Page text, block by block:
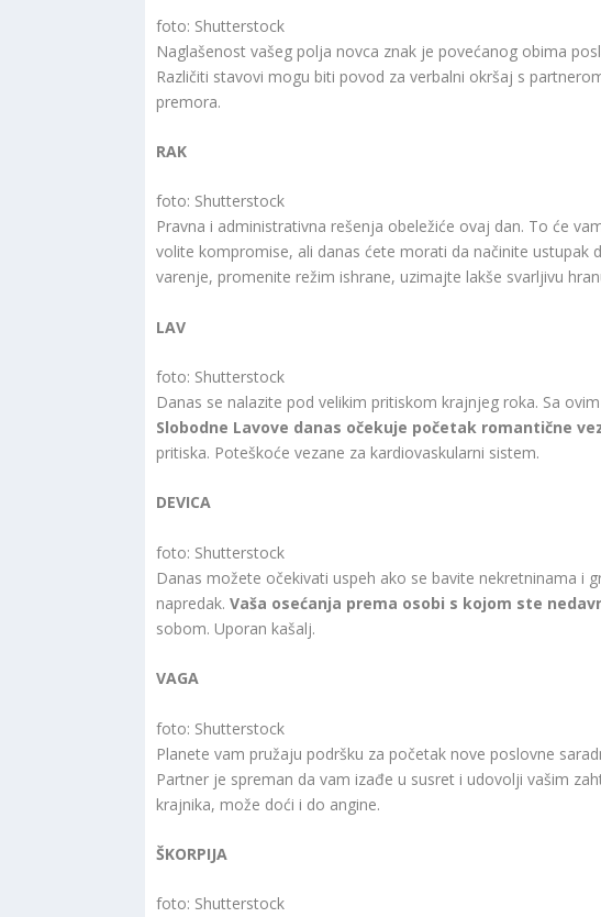
foto: Shutterstock
Naglašenost vašeg polja novca znak je povećanog obima
Različiti stavovi mogu biti povod za verbalni okršaj s
premora.
RAK
foto: Shutterstock
Pravna i administrativna rešenja obeležiće ovaj dan. To će
volite kompromise, ali danas ćete morati da načinite ustupak
varenje, promenite režim ishrane, uzimajte lakše svarljivu
LAV
foto: Shutterstock
Danas se nalazite pod velikim pritiskom krajnjeg roka. Sa
Slobodne Lavove danas očekuje početak romantične
pritiska. Poteškoće vezane za kardiovaskularni sistem.
DEVICA
foto: Shutterstock
Danas možete očekivati uspeh ako se bavite nekretninama i
napredak. Vaša osećanja prema osobi s kojom ste
sobom. Uporan kašalj.
VAGA
foto: Shutterstock
Planete vam pružaju podršku za početak nove poslovne
Partner je spreman da vam izađe u susret i udovolji vašim
krajnika, može doći i do angine.
ŠKORPIJA
foto: Shutterstock